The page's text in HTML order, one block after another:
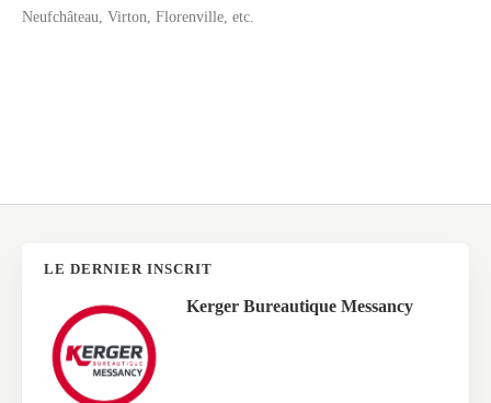
Neufchâteau, Virton, Florenville, etc.
LE DERNIER INSCRIT
Kerger Bureautique Messancy